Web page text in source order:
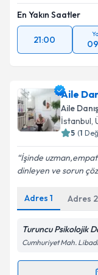
En Yakın Saatler
21:00
Aile
Aile
İstanbul,
5 (1
İşinde
dinleyen ve sorun
Adres 1 Adres 2
Turuncu Psikolojik
Cumhuriyet Mah.